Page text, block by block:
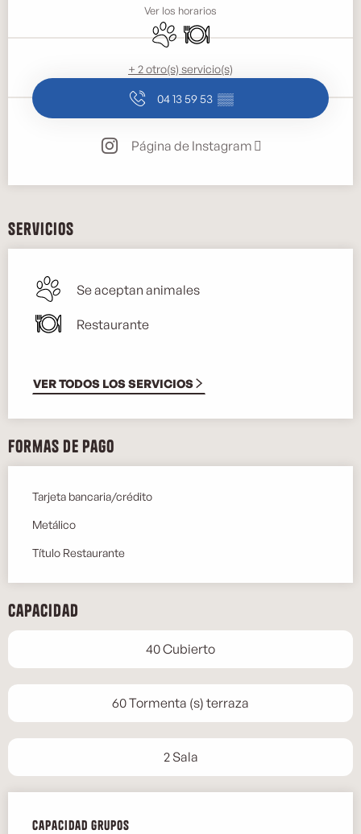
Ver los horarios
Se aceptan animales
Restaurante
+ 2 otro(s) servicio(s)
04 13 59 53 ▒▒
Página de Instagram
Servicios
Se aceptan animales
Restaurante
VER TODOS LOS SERVICIOS
Formas de pago
Tarjeta bancaria/crédito
Metálico
Título Restaurante
Capacidad
40 Cubierto
60 Tormenta (s) terraza
2 Sala
Capacidad grupos
Capacidad grupos